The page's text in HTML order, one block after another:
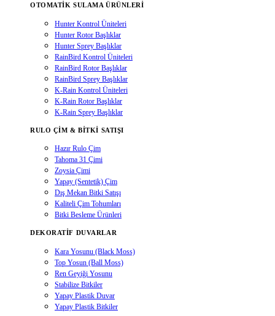
OTOMATIK SULAMA ÜRÜNLERI
Hunter Kontrol Üniteleri
Hunter Rotor Başlıklar
Hunter Sprey Başlıklar
RainBird Kontrol Üniteleri
RainBird Rotor Başlıklar
RainBird Sprey Başlıklar
K-Rain Kontrol Üniteleri
K-Rain Rotor Başlıklar
K-Rain Sprey Başlıklar
RULO ÇIM & BITKI SATIŞI
Hazır Rulo Çim
Tahoma 31 Çimi
Zoysia Çimi
Yapay (Sentetik) Çim
Dış Mekan Bitki Satışı
Kaliteli Çim Tohumları
Bitki Besleme Ürünleri
DEKORATIF DUVARLAR
Kara Yosunu (Black Moss)
Top Yosun (Ball Moss)
Ren Geyiği Yosunu
Stabilize Bitkiler
Yapay Plastik Duvar
Yapay Plastik Bitkiler